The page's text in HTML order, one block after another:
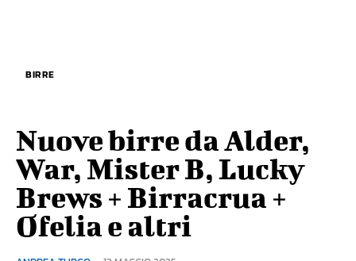
BIRRE
Nuove birre da Alder,
War, Mister B, Lucky
Brews + Birracrua +
Ofelia e altri